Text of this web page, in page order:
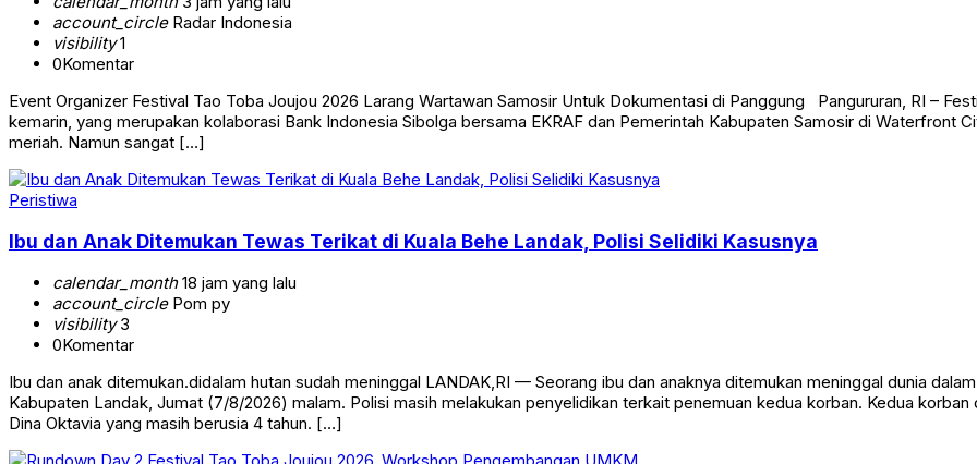
account_circleRadar Indonesia
visibility1
0Komentar
Event Organizer Festival Tao Toba Joujou 2026 Larang Wartawan Samosir Untuk Dokumentasi di Panggung Pangururan, RI –
kemarin, yang merupakan kolaborasi Bank Indonesia Sibolga bersama EKRAF dan Pemerintah Kabupaten Samosir di Waterfront
meriah. Namun sangat […]
Peristiwa
Ibu dan Anak Ditemukan Tewas Terikat di Kuala Behe Landak, Polisi Selidiki Kasusnya
calendar_month18 jam yang lalu
account_circlePom py
visibility3
0Komentar
Ibu dan anak ditemukan.didalam hutan sudah meninggal LANDAK,RI — Seorang ibu dan anaknya ditemukan meninggal dunia
Kabupaten Landak, Jumat (7/8/2026) malam. Polisi masih melakukan penyelidikan terkait penemuan kedua korban. Kedua
Dina Oktavia yang masih berusia 4 tahun. […]